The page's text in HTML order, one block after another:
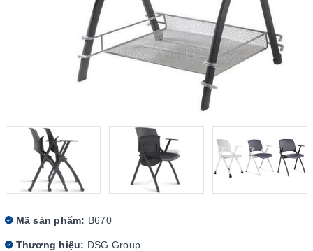
Mã sản phẩm: B670
Thương hiệu: DSG Group